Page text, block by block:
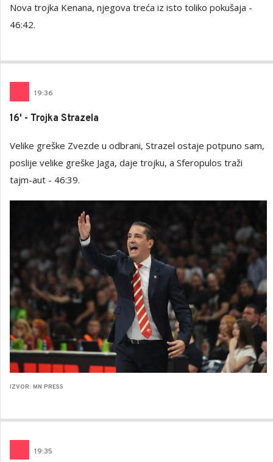
Nova trojka Kenana, njegova treća iz isto toliko pokušaja -
46:42.
19:36
16' - Trojka Strazela
Velike greške Zvezde u odbrani, Strazel ostaje potpuno sam,
poslije velike greške Jaga, daje trojku, a Sferopulos traži
tajm-aut - 46:39.
IZVOR: MN PRESS
19:35